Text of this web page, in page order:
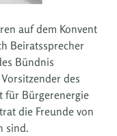
auf dem Konvent
Beiratssprecher
Bündnis
des
für Bürgerenergie
die Freunde von
sind.